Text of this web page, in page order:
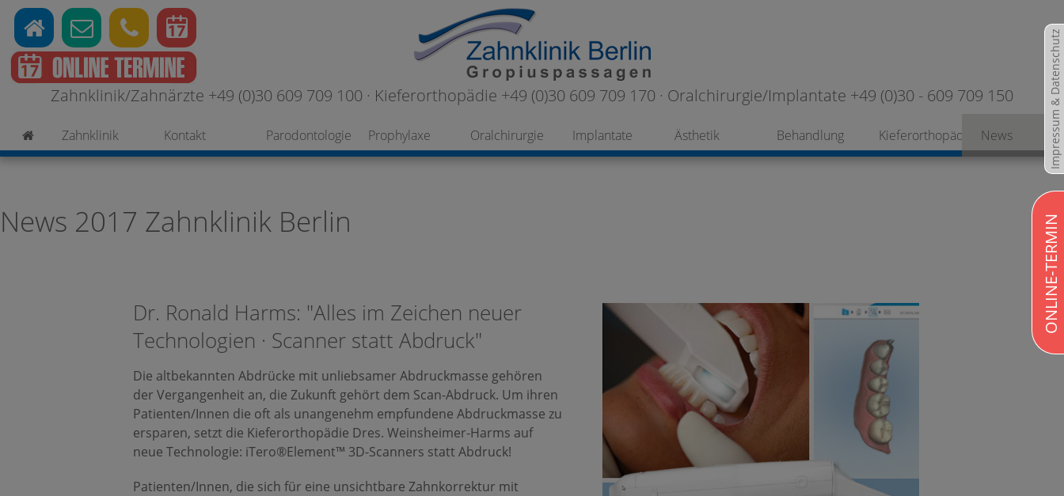
Impressum & Datenschutz
ONLINE-TERMIN
Zahnklinik/Zahnärzte +49 (0)30 609 709 100 · Kieferorthopädie +49 (0)30 609 709 170 · Oralchirurgie/Implantate +49 (0)30 - 609 709 150
Zahnklinik Kontakt Parodontologie Prophylaxe Oralchirurgie Implantate Ästhetik Behandlung Kieferorthopädie News
News 2017 Zahnklinik Berlin
Dr. Ronald Harms: "Alles im Zeichen neuer
Technologien · Scanner statt Abdruck"
Die altbekannten Abdrücke mit unliebsamer Abdruckmasse gehören
der Vergangenheit an, die Zukunft gehört dem Scan-Abdruck. Um ihren
Patienten/Innen die oft als unangenehm empfundene Abdruckmasse zu
ersparen, setzt die Kieferorthopädie Dres. Weinsheimer-Harms auf
neue Technologie: iTero®Element™ 3D-Scanners statt Abdruck!
Patienten/Innen, die sich für eine unsichtbare Zahnkorrektur mit